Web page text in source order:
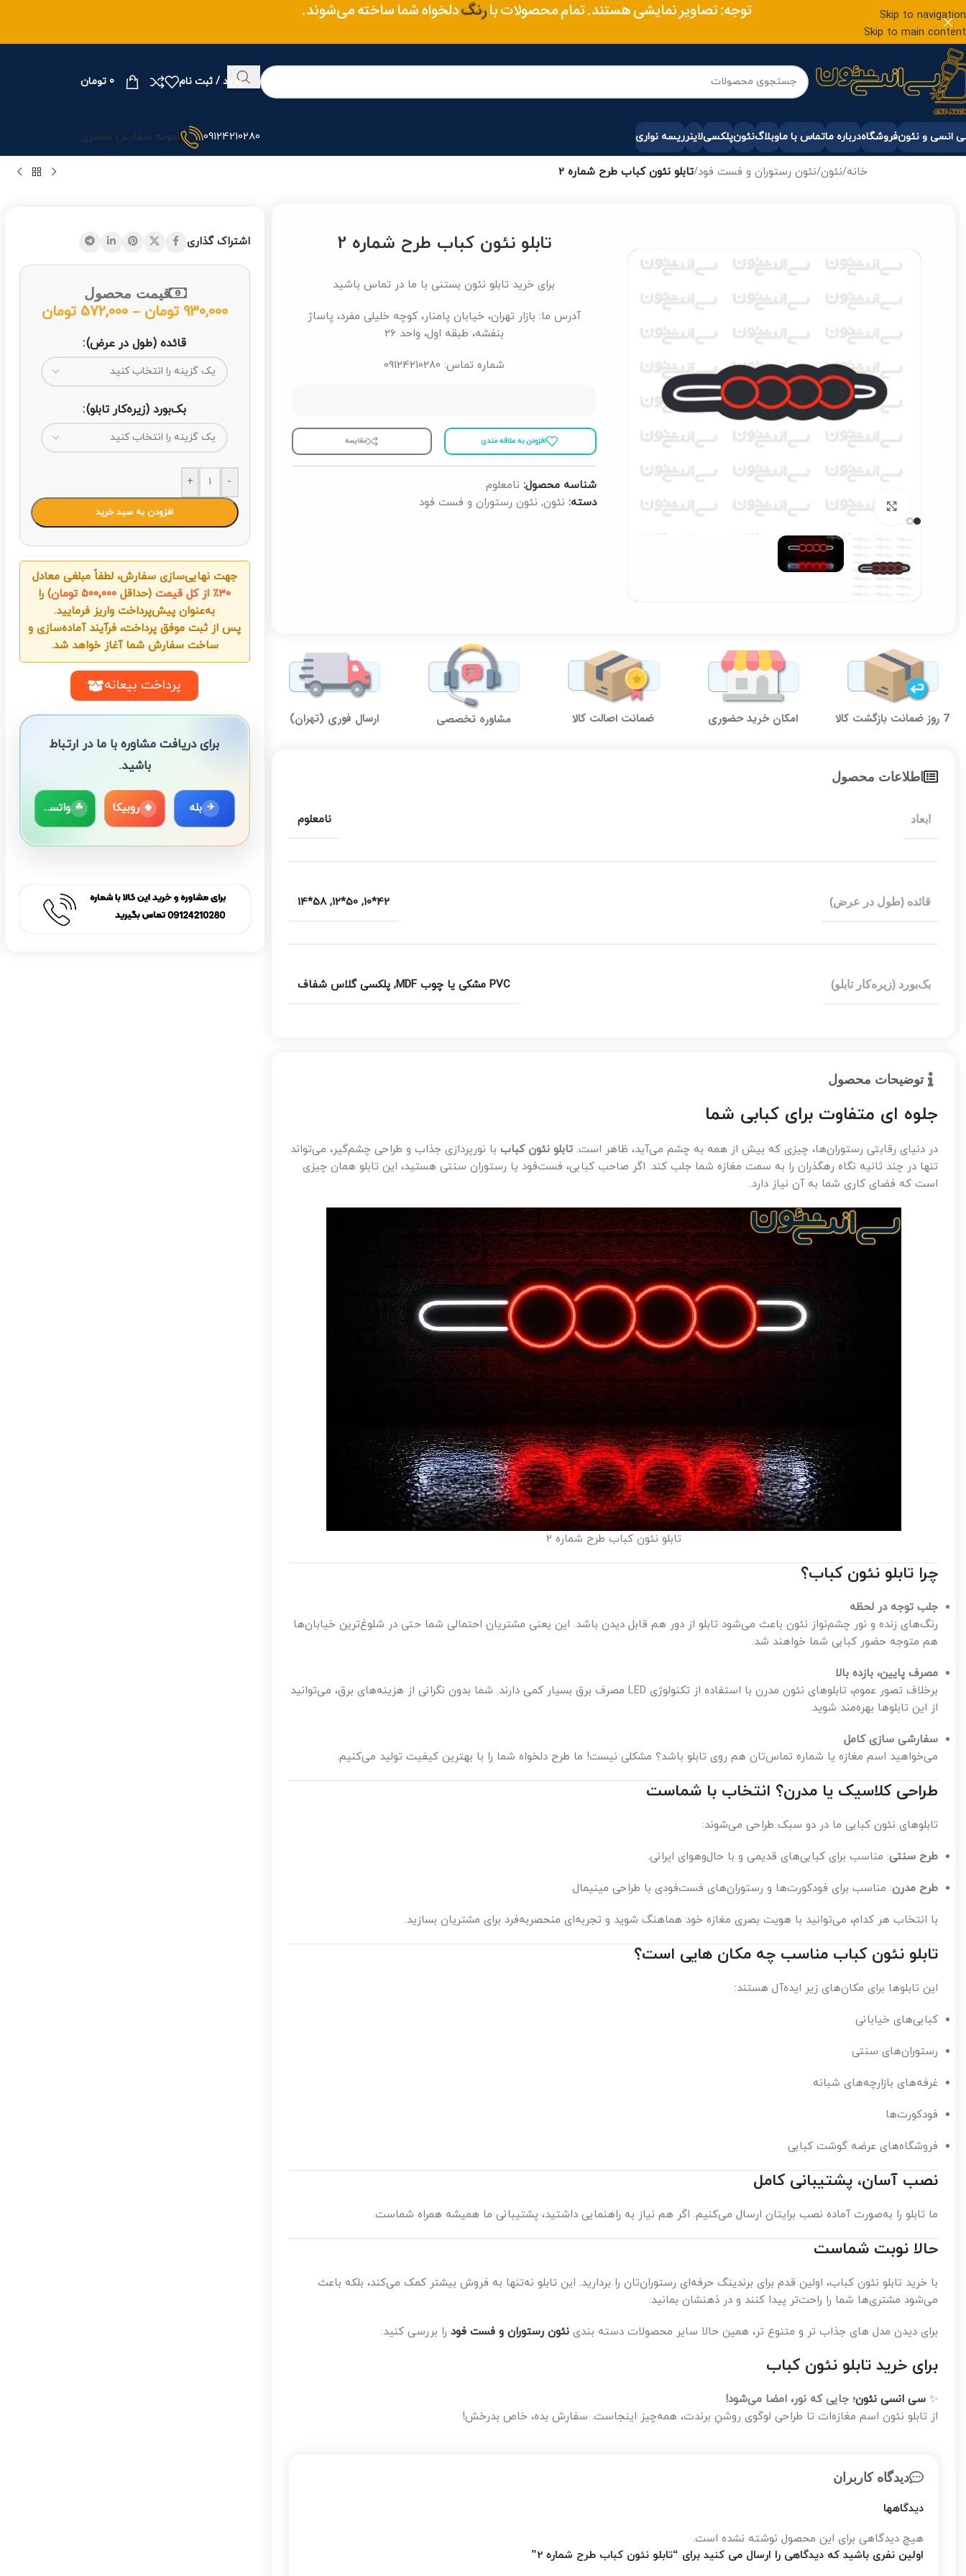
Skip to navigation
Skip to main content
توجه: تصاویر نمایشی هستند. تمام محصولات با رنگ
متریالدلخواه شما ساخته می‌شوند.
ورود / ثبت نام 0 تومان
انسی و نئونفروشگاهدرباره ماتماس با ماوبلاگنئونپلکسیلاینرریسه نواری 09124210280 نمونه سفارش مشتری
خانه/نئون/نئون رستوران و فست فود/تابلو نئون کباب طرح شماره 2
برای بزرگنمایی کلیک کنید
تابلو نئون کباب طرح شماره 2
برای خرید تابلو نئون بستنی با ما در تماس باشید
آدرس ما: بازار تهران، خیابان پامنار، کوچه خلیلی مفرد، پاساژ
بنفشه، طبقه اول، واحد 26
شماره تماس: 09124210280
افزودن به علاقه مندی مقايسه
شناسه محصول: نامعلوم
دسته: نئون, نئون رستوران و فست فود
7 روز ضمانت بازگشت کالا امکان خرید حضوری ضمانت اصالت کالا مشاوره تخصصی ارسال فوری (تهران)
اطلاعات محصول
ابعاد نامعلوم
قائده (طول در عرض) 42*10
,
50*12
,
58*14
بک‌بورد (زیره‌کار تابلو) PVC مشکی یا چوب MDF , پلکسی گلاس شفاف
توضیحات محصول
جلوه ای متفاوت برای کبابی شما
در دنیای رقابتی رستوران‌ها، چیزی که بیش از همه به چشم می‌آید، ظاهر است. تابلو نئون کباب با نورپردازی جذاب و طراحی چشم‌گیر، می‌تواند
تنها در چند ثانیه نگاه رهگذران را به سمت مغازه شما جلب کند. اگر صاحب کبابی، فست‌فود یا رستوران سنتی هستید، این تابلو همان چیزی
است که فضای کاری شما به آن نیاز دارد.
تابلو نئون کباب طرح شماره 2
چرا تابلو نئون کباب؟
جلب توجه در لحظه
رنگ‌های زنده و نور چشم‌نواز نئون باعث می‌شود تابلو از دور هم قابل دیدن باشد. این یعنی مشتریان احتمالی شما حتی در شلوغ‌ترین خیابان‌ها
هم متوجه حضور کبابی شما خواهند شد.
مصرف پایین، بازده بالا
برخلاف تصور عموم، تابلوهای نئون مدرن با استفاده از تکنولوژی LED مصرف برق بسیار کمی دارند. شما بدون نگرانی از هزینه‌های برق، می‌توانید
از این تابلوها بهره‌مند شوید.
سفارشی سازی کامل
می‌خواهید اسم مغازه یا شماره تماس‌تان هم روی تابلو باشد؟ مشکلی نیست! ما طرح دلخواه شما را با بهترین کیفیت تولید می‌کنیم.
طراحی کلاسیک یا مدرن؟ انتخاب با شماست
تابلوهای نئون کبابی ما در دو سبک طراحی می‌شوند:
طرح سنتی: مناسب برای کبابی‌های قدیمی و با حال‌وهوای ایرانی.
طرح مدرن: مناسب برای فودکورت‌ها و رستوران‌های فست‌فودی با طراحی مینیمال.
با انتخاب هر کدام، می‌توانید با هویت بصری مغازه خود هماهنگ شوید و تجربه‌ای منحصربه‌فرد برای مشتریان بسازید.
تابلو نئون کباب مناسب چه مکان هایی است؟
این تابلوها برای مکان‌های زیر ایده‌آل هستند:
کبابی‌های خیابانی
رستوران‌های سنتی
غرفه‌های بازارچه‌های شبانه
فودکورت‌ها
فروشگاه‌های عرضه گوشت کبابی
نصب آسان، پشتیبانی کامل
ما تابلو را به‌صورت آماده نصب برایتان ارسال می‌کنیم. اگر هم نیاز به راهنمایی داشتید، پشتیبانی ما همیشه همراه شماست.
حالا نوبت شماست
با خرید تابلو نئون کباب، اولین قدم برای برندینگ حرفه‌ای رستوران‌تان را بردارید. این تابلو نه‌تنها به فروش بیشتر کمک می‌کند، بلکه باعث
می‌شود مشتری‌ها شما را راحت‌تر پیدا کنند و در ذهنشان بمانید.
برای دیدن مدل های جذاب تر و متنوع تر، همین حالا سایر محصولات دسته بندی نئون رستوران و فست فود را بررسی کنید.
برای خرید تابلو نئون کباب
✨ سی انسی نئون؛ جایی که نور، امضا می‌شود!
از تابلو نئون اسم مغازه‌ات تا طراحی لوگوی روشنِ برندت، همه‌چیز اینجاست. سفارش بده، خاص بدرخش!
دیدگاه کاربران
دیدگاهها
هیچ دیدگاهی برای این محصول نوشته نشده است.
اولین نفری باشید که دیدگاهی را ارسال می کنید برای “تابلو نئون کباب طرح شماره 2”
اشتراک گذاری
قیمت محصول
930,000 تومان –
572,000 تومان
قائده (طول در عرض)
بک‌بورد (زیره‌کار تابلو)
-
+
افزودن به سبد خرید
جهت نهایی‌سازی سفارش، لطفاً مبلغی معادل
۳۰٪ از کل قیمت
(حداقل ۵۰۰٬۰۰۰ تومان
) را
به‌عنوان پیش‌پرداخت واریز فرمایید.
پس از ثبت موفق پرداخت، فرآیند آماده‌سازی و
ساخت سفارش شما آغاز خواهد شد.
پرداخت بیعانه
برای دریافت مشاوره با ما در ارتباط
باشید.
✈ بله ◆ روبیکا ☘ واتساپ